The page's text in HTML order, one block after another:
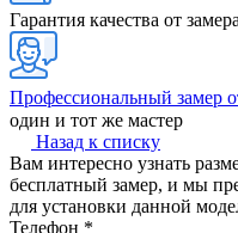
Гарантия качества от
Профессиональный замер
один и тот же мастер
Назад к списку
Вам интересно узнать
бесплатный замер, и мы
для установки данной
Телефон *